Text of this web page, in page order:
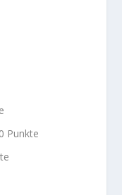
Punkte